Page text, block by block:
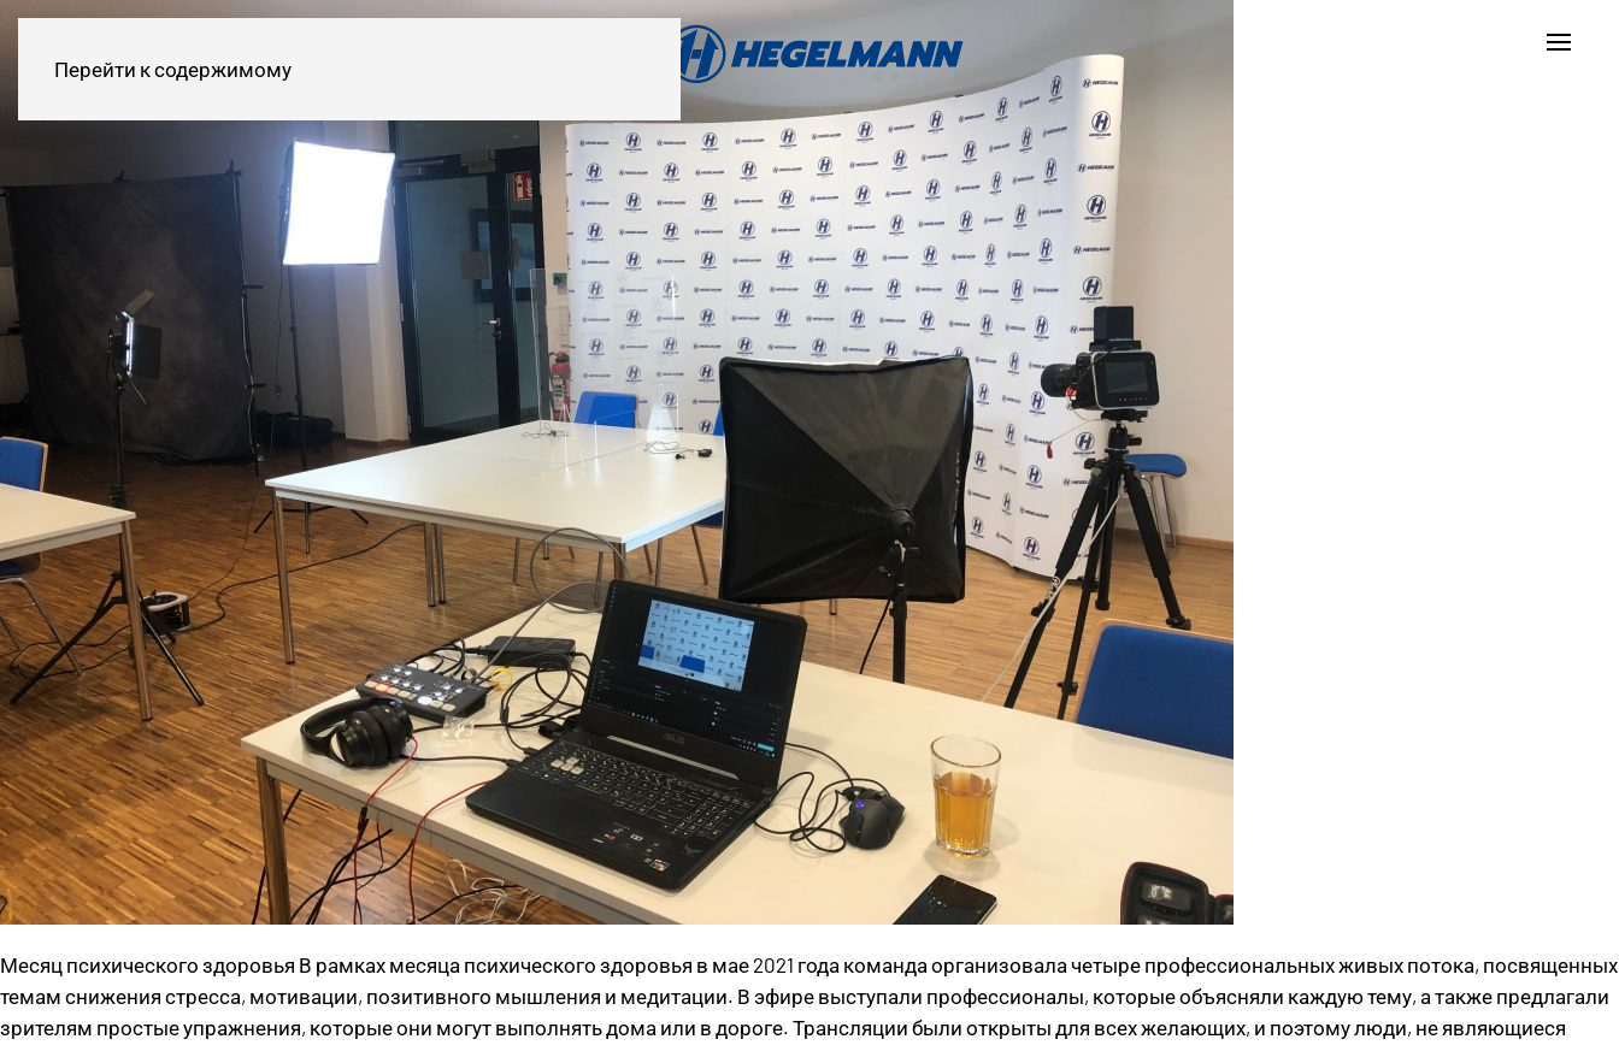
Перейти к содержимому
Месяц психического здоровья В рамках месяца психического здоровья в мае 2021 года команда организовала четыре профессиональных живых потока, посвященных
темам снижения стресса, мотивации, позитивного мышления и медитации. В эфире выступали профессионалы, которые объясняли каждую тему, а также предлагали
зрителям простые упражнения, которые они могут выполнять дома или в дороге. Трансляции были открыты для всех желающих, и поэтому люди, не являющиеся